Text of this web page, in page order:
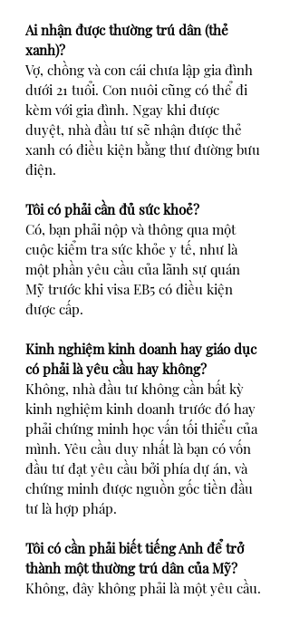
Ai nhận được thường trú dân (thẻ
xanh)?
Vợ, chồng và con cái chưa lập gia đình
dưới 21 tuổi. Con nuôi cũng có thể đi
kèm với gia đình. Ngay khi được
duyệt, nhà đầu tư sẽ nhận được thẻ
xanh có điều kiện bằng thư đường bưu
điện.
Tôi có phải cần đủ sức khoẻ?
Có, bạn phải nộp và thông qua một
cuộc kiểm tra sức khỏe y tế, như là
một phần yêu cầu của lãnh sự quán
Mỹ trước khi visa EB5 có điều kiện
được cấp.
Kinh nghiệm kinh doanh hay giáo dục
có phải là yêu cầu hay không?
Không, nhà đầu tư không cần bất kỳ
kinh nghiệm kinh doanh trước đó hay
phải chứng minh học vấn tối thiểu của
mình. Yêu cầu duy nhất là bạn có vốn
đầu tư đạt yêu cầu bởi phía dự án, và
chứng minh được nguồn gốc tiền đầu
tư là hợp pháp.
Tôi có cần phải biết tiếng Anh để trở
thành một thường trú dân của Mỹ?
Không, đây không phải là một yêu cầu.